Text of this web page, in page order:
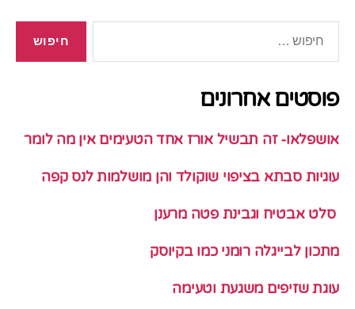
פוסטים אחרונים
אושפלאו- זה תבשיל אורז אחד הטעימים אין מה לומר
עוגיות סבתא בציפוי שוקולד והן מושלמות לנס קפה
סלט אבטיח וגבינת פטה מרענן
מתכון לבייגלה רומני כמו בקיוסק
עוגת שזיפים משגעת וטעימה